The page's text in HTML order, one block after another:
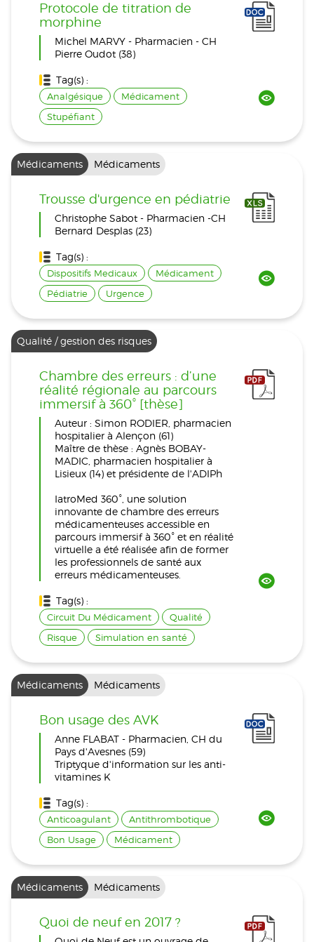
Protocole de titration de
morphine
Michel MARVY - Pharmacien - CH
Pierre Oudot (38)
Tag(s) :
Analgésique
Médicament
Stupéfiant
Médicaments Médicaments
Trousse d'urgence en pédiatrie
Christophe Sabot - Pharmacien -CH
Bernard Desplas (23)
Tag(s) :
Dispositifs Medicaux
Médicament
Pédiatrie
Urgence
Qualité / gestion des risques
Chambre des erreurs : d’une
réalité régionale au parcours
immersif à 360° [thèse]
Auteur : Simon RODIER, pharmacien
hospitalier à Alençon (61)
Maître de thèse : Agnès BOBAY-
MADIC, pharmacien hospitalier à
Lisieux (14) et présidente de l'ADIPh
IatroMed 360°, une solution
innovante de chambre des erreurs
médicamenteuses accessible en
parcours immersif à 360° et en réalité
virtuelle a été réalisée afin de former
les professionnels de santé aux
erreurs médicamenteuses.
Tag(s) :
Circuit Du Médicament
Qualité
Risque
Simulation en santé
Médicaments Médicaments
Bon usage des AVK
Anne FLABAT - Pharmacien, CH du
Pays d'Avesnes (59)
Triptyque d'information sur les anti-
vitamines K
Tag(s) :
Anticoagulant
Antithrombotique
Bon Usage
Médicament
Médicaments Médicaments
Quoi de neuf en 2017 ?